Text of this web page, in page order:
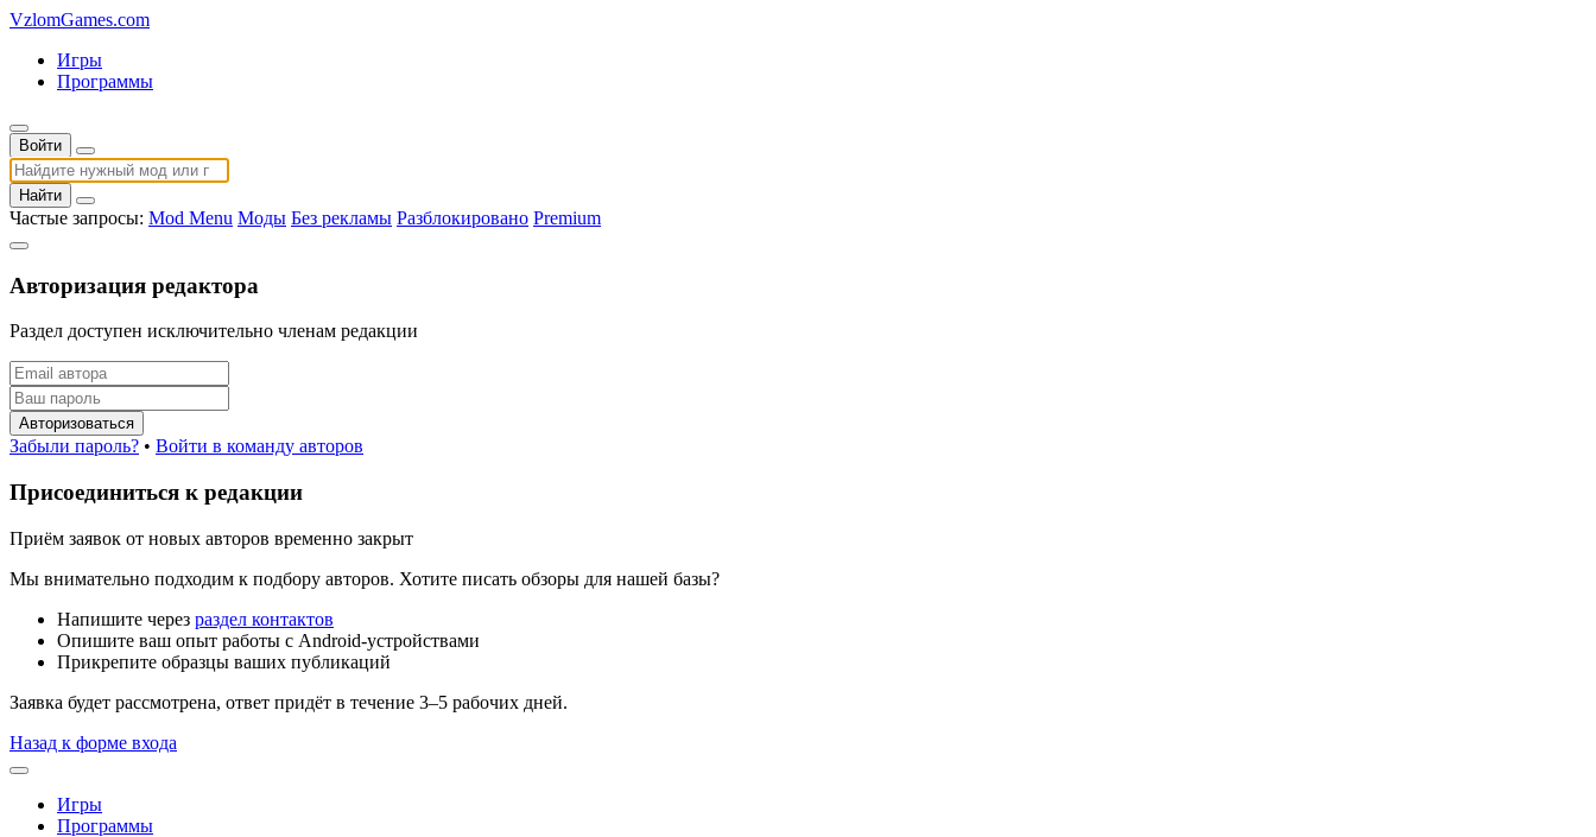
VzlomGames.com
Игры
Программы
Войти
Найти
Частые запросы: Mod Menu Моды Без рекламы Разблокировано Premium
Авторизация редактора
Раздел доступен исключительно членам редакции
Авторизоваться
Забыли пароль? • Войти в команду авторов
Присоединиться к редакции
Приём заявок от новых авторов временно закрыт
Мы внимательно подходим к подбору авторов. Хотите писать обзоры для нашей базы?
Напишите через раздел контактов
Опишите ваш опыт работы с Android-устройствами
Прикрепите образцы ваших публикаций
Заявка будет рассмотрена, ответ придёт в течение 3–5 рабочих дней.
Назад к форме входа
Игры
Программы